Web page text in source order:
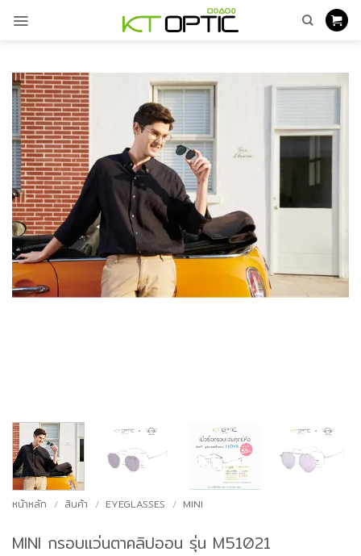
หน้าหลัก / สินค้า / EYEGLASSES / MINI
MINI กรอบแว่นตาคลิปออน รุ่น M51021